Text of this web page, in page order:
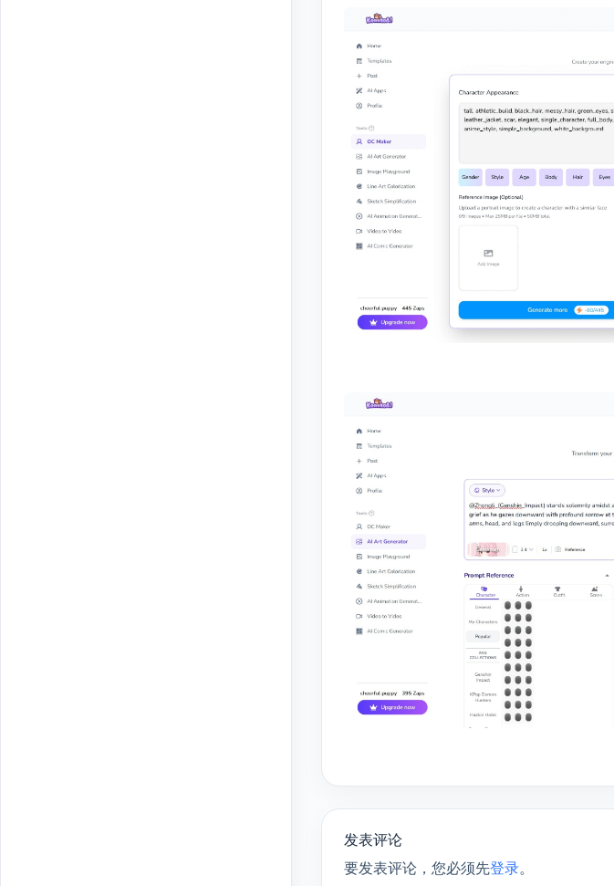
发表评论
要发表评论，您必须先登录。